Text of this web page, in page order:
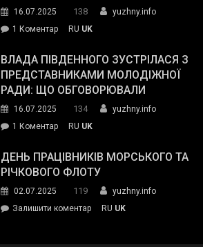
спільний
окупанти.
Маємо
діяти
команда
пожежу
у
16.07.2025 138
yuzhny.info
1 Коментардо
Південного
провів
інспекцію
укриття
RU UK
ВЛАДА ПІВДЕННОГО ЗУСТРІЛАСЯ З
ПРЕДСТАВНИКАМИ МОЛОДІЖНОЇ
РАДИ: ЩО ОБГОВОРЮВАЛИ
16.07.2025 134
yuzhny.info
1 Коментардо
Південного
зустрілася
представниками
молодіжної
RU UK
ДЕНЬ ПРАЦІВНИКІВ МОРСЬКОГО ТА
РІЧКОВОГО ФЛОТУ
02.07.2025 119
yuzhny.info
Залишити коментарon
RU UK